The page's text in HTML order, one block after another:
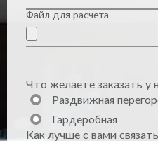
Файл для расчета
Что желаете заказать у
Раздвижная
Гардеробная
Как лучше с вами